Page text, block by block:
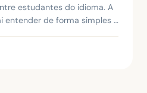
estudantes do idioma. A
entender de forma simples e